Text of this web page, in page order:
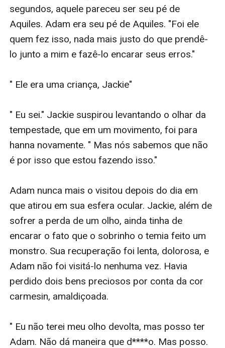
segundos, aquele pareceu ser seu pé de
Aquiles. Adam era seu pé de Aquiles. "Foi ele
quem fez isso, nada mais justo do que prendê-
lo junto a mim e fazê-lo encarar seus erros."
" Ele era uma criança, Jackie"
" Eu sei." Jackie suspirou levantando o olhar da
tempestade, que em um movimento, foi para
hanna novamente. " Mas nós sabemos que não
é por isso que estou fazendo isso."
Adam nunca mais o visitou depois do dia em
que atirou em sua esfera ocular. Jackie, além de
sofrer a perda de um olho, ainda tinha de
encarar o fato que o sobrinho o temia feito um
monstro. Sua recuperação foi lenta, dolorosa, e
Adam não foi visitá-lo nenhuma vez. Havia
perdido dois bens preciosos por conta da cor
carmesin, amaldiçoada.
" Eu não terei meu olho devolta, mas posso ter
Adam. Não dá maneira que d****o. Mas posso.